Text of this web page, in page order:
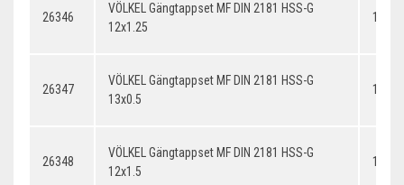
26346
VÖLKEL Gängtappset MF DIN 2181 HSS-G
12x1.25
26347
VÖLKEL Gängtappset MF DIN 2181 HSS-G
13x0.5
26348
VÖLKEL Gängtappset MF DIN 2181 HSS-G
12x1.5